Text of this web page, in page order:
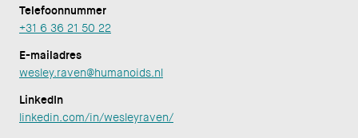
Telefoonnummer
+31 6 36 21 50 22
E-mailadres
wesley.raven@humanoids.nl
LinkedIn
linkedin.com/in/wesleyraven/